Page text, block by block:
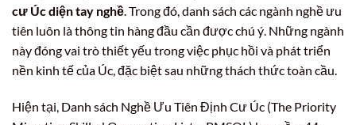
cư Úc diện tay nghề. Trong đó, danh sách các ngành nghề ưu
tiên luôn là thông tin hàng đầu cần được chú ý. Những ngành
này đóng vai trò thiết yếu trong việc phục hồi và phát triển
nền kinh tế của Úc, đặc biệt sau những thách thức toàn cầu.
Hiện tại, Danh sách Nghề Ưu Tiên Định Cư Úc (The Priority